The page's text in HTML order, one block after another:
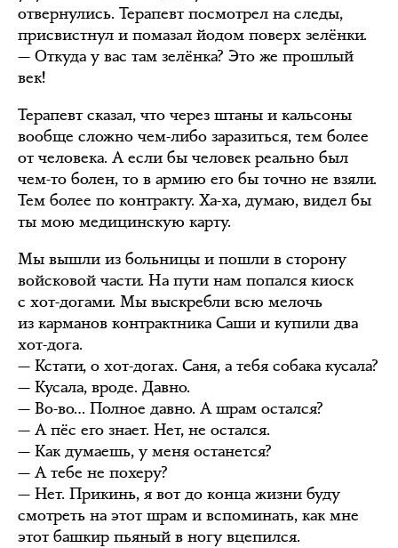
отвернулись. Терапевт посмотрел на следы,
присвистнул и помазал йодом поверх зелёнки.
— Откуда у вас там зелёнка? Это же прошлый
век!
Терапевт сказал, что через штаны и кальсоны
вообще сложно чем-либо заразиться, тем более
от человека. А если бы человек реально был
чем-то болен, то в армию его бы точно не взяли.
Тем более по контракту. Ха-ха, думаю, видел бы
ты мою медицинскую карту.
Мы вышли из больницы и пошли в сторону
войсковой части. На пути нам попался киоск
с хот-догами. Мы выскребли всю мелочь
из карманов контрактника Саши и купили два
хот-дога.
— Кстати, о хот-догах. Саня, а тебя собака кусала?
— Кусала, вроде. Давно.
— Во-во… Полное давно. А шрам остался?
— А пёс его знает. Нет, не остался.
— Как думаешь, у меня останется?
— А тебе не похеру?
— Нет. Прикинь, я вот до конца жизни буду
смотреть на этот шрам и вспоминать, как мне
этот башкир пьяный в ногу вцепился.